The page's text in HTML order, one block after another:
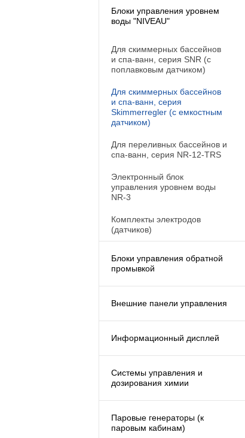
Блоки управления уровнем
воды "NIVEAU"
Для скиммерных бассейнов
и спа-ванн, серия SNR (с
поплавковым датчиком)
Для скиммерных бассейнов
и спа-ванн, серия
Skimmerregler (с емкостным
датчиком)
Для переливных бассейнов и
спа-ванн, серия NR-12-TRS
Электронный блок
управления уровнем воды
NR-3
Комплекты электродов
(датчиков)
Блоки управления обратной
промывкой
Внешние панели управления
Информационный дисплей
Системы управления и
дозирования химии
Паровые генераторы (к
паровым кабинам)